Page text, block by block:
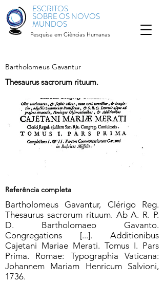
ESCRITOS
SOBRE OS NOVOS
MUNDOS
Pesquisa em Ciências Humanas
Bartholomeus Gavantur
Thesaurus sacrorum rituum.
Referência completa
Bartholomeus Gavantur, Clérigo Reg.
Thesaurus sacrorum rituum. Ab A. R. P.
D. Bartholomaeo Gavanto.
Congregations [...]. Additionibus
Cajetani Mariae Merati. Tomus I. Pars
Prima. Romae: Typographia Vaticana:
Johannem Mariam Henricum Salvioni,
1736.